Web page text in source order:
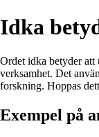
Idka
Ordet idka betyder att
verksamhet. Det
forskning. Hoppas
Exempel på